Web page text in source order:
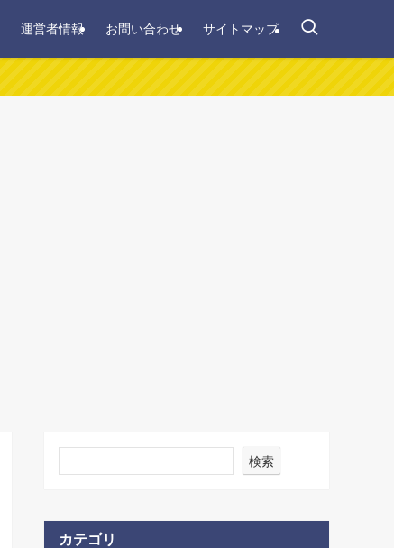
運営者情報 お問い合わせ サイトマップ
検索
カテゴリ